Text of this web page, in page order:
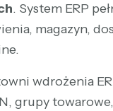
. System ERP
magazyn,
wdrożenia
grupy